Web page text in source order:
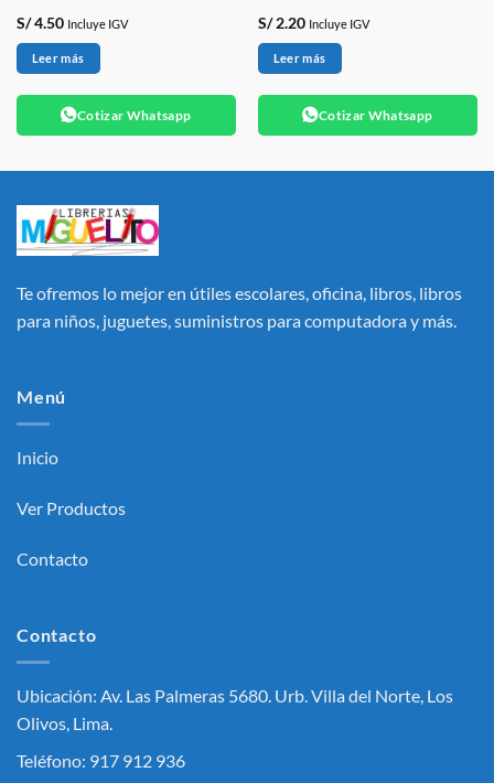
S/4.50 Incluye IGV
Leer más
Cotizar Whatsapp
S/2.20 Incluye IGV
Leer más
Cotizar Whatsapp
Te ofremos lo mejor en útiles escolares, oficina, libros, libros
para niños, juguetes, suministros para computadora y más.
Menú
Inicio
Ver Productos
Contacto
Contacto
Ubicación: Av. Las Palmeras 5680. Urb. Villa del Norte, Los
Olivos, Lima.
Teléfono: 917 912 936